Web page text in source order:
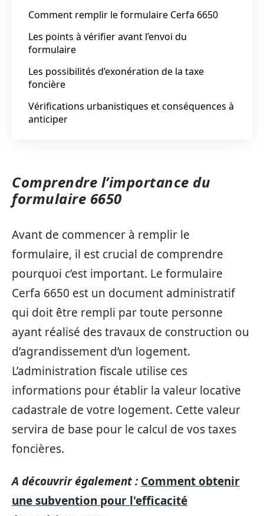
Comment remplir le formulaire Cerfa 6650
Les points à vérifier avant l’envoi du
formulaire
Les possibilités d’exonération de la taxe
foncière
Vérifications urbanistiques et conséquences à
anticiper
Comprendre l’importance du
formulaire 6650
Avant de commencer à remplir le
formulaire, il est crucial de comprendre
pourquoi c’est important. Le formulaire
Cerfa 6650 est un document administratif
qui doit être rempli par toute personne
ayant réalisé des travaux de construction ou
d’agrandissement d’un logement.
L’administration fiscale utilise ces
informations pour établir la valeur locative
cadastrale de votre logement. Cette valeur
servira de base pour le calcul de vos taxes
foncières.
A découvrir également : Comment obtenir
une subvention pour l'efficacité